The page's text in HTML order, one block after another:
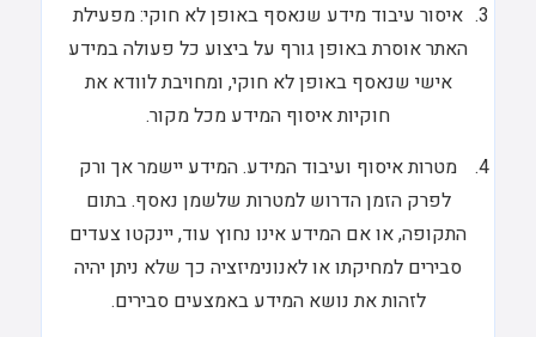
איסור עיבוד מידע שנאסף באופן לא חוקי: מפעילת
האתר אוסרת באופן גורף על ביצוע כל פעולה במידע
אישי שנאסף באופן לא חוקי, ומחויבת לוודא את
חוקיות איסוף המידע מכל מקור.
מטרות איסוף ועיבוד המידע. המידע יישמר אך ורק
לפרק הזמן הדרוש למטרות שלשמן נאסף. בתום
התקופה, או אם המידע אינו נחוץ עוד, יינקטו צעדים
סבירים למחיקתו או לאנונימיזציה כך שלא ניתן יהיה
לזהות את נושא המידע באמצעים סבירים.